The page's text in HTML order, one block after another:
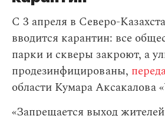
С 3 апреля в Северо-
вводится карантин: все
парки и скверы закроют, а
продезинфицированы,
области Кумара Аксакалова
«Запрещается выход